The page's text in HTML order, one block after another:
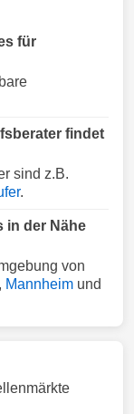
für
findet
sind z.B.
.
in der Nähe
von
, Mannheim und